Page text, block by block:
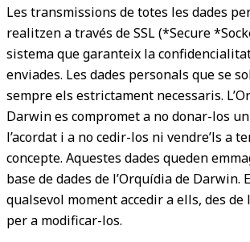
Les transmissions de totes les dades
realitzen a través de SSL (*Secure
sistema que garanteix la
enviades. Les dades personals que se
sempre els estrictament necessaris.
Darwin es compromet a no donar-los
l’acordat i a no cedir-los ni vendre’ls a
concepte. Aquestes dades queden
base de dades de l’Orquídia de Darwin.
qualsevol moment accedir a ells, des de
per a modificar-los.